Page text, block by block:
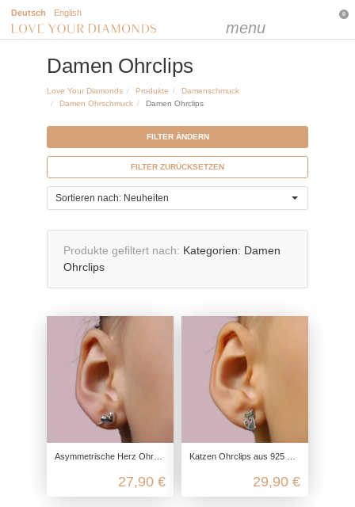
Deutsch English
menu
0
Damen Ohrclips
Love Your Diamonds Produkte
Damenschmuck
Damen Ohrschmuck
Damen Ohrclips
FILTER ÄNDERN
FILTER ZURÜCKSETZEN
Sortieren nach: Neuheiten
Produkte gefiltert nach Kategorien: Damen
Ohrclips
Asymmetrische Herz Ohrclips aus 925 Sterling Silber
27,90 €
Katzen Ohrclips aus 925 Sterling Silber rhodiniert
29,90 €